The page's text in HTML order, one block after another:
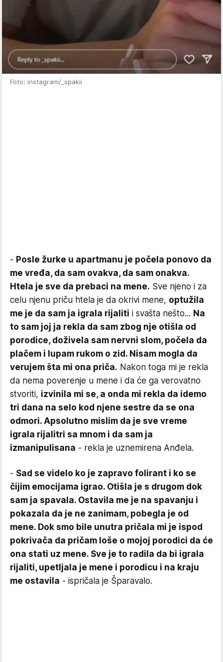
Foto: instagram/_spakii
- Posle žurke u apartmanu je počela ponovo da
me vređa, da sam ovakva, da sam onakva.
Htela je sve da prebaci na mene. Sve njeno i za
celu njenu priču htela je da okrivi mene, optužila
me je da sam ja igrala rijaliti i svašta nešto... Na
to sam joj ja rekla da sam zbog nje otišla od
porodice, doživela sam nervni slom, počela da
plačem i lupam rukom o zid. Nisam mogla da
verujem šta mi ona priča. Nakon toga mi je rekla
da nema poverenje u mene i da će ga verovatno
stvoriti, izvinila mi se, a onda mi rekla da idemo
tri dana na selo kod njene sestre da se ona
odmori. Apsolutno mislim da je sve vreme
igrala rijalitri sa mnom i da sam ja
izmanipulisana - rekla je uznemirena Anđela.
- Sad se videlo ko je zapravo folirant i ko se
čijim emocijama igrao. Otišla je s drugom dok
sam ja spavala. Ostavila me je na spavanju i
pokazala da je ne zanimam, pobegla je od
mene. Dok smo bile unutra pričala mi je ispod
pokrivača da pričam loše o mojoj porodici da će
ona stati uz mene. Sve je to radila da bi igrala
rijaliti, upetljala je mene i porodicu i na kraju
me ostavila - ispričala je Šparavalo.